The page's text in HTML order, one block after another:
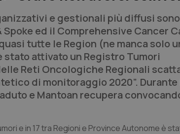
e gestionali più diffusi sono
Spoke ed il Comprehensive Cancer
tutte le Region (ne manca solo
stato attivato un Registro Tumori
Reti Oncologiche Regionali
di monitoraggio 2020”. Durante
e Mantoan recupera
e in 17 tra Regioni e Province Autonome è